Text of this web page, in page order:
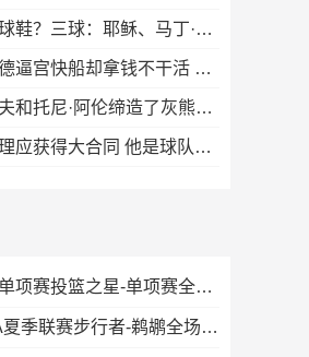
会选谁穿自己的球鞋？三球：耶稣、马丁·路德·金、马尔科姆·X
A·史密斯：伦纳德逼宫快船却拿钱不干活 他太擅长带薪休假了
斯图尔特：兰多夫和托尼·阿伦缔造了灰熊的铁血球风
斯图尔特：杜伦理应获得大合同 他是球队不可或缺的核心拼图
WNBA全明星单项赛投篮之星-单项赛全场录像
07月19日NBA夏季联赛步行者-鹈鹕全场录像